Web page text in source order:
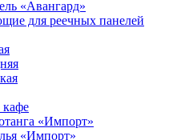
«Авангард»
для реечных панелей
кафе
«Импорт»
«Импорт»